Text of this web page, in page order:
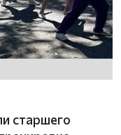
старшего